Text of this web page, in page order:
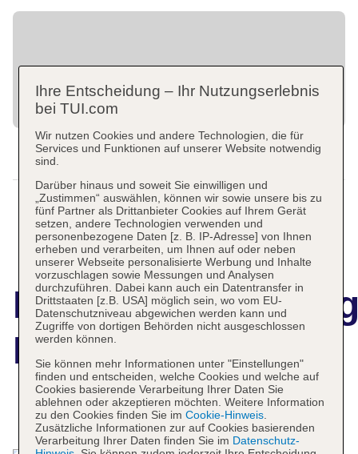
Nordseehotel
Das bietet Ihre Unterkunft
Ihre Entscheidung – Ihr Nutzungserlebnis
bei TUI.com
Wir nutzen Cookies und andere Technologien, die für
Services und Funktionen auf unserer Website notwendig
sind.
Darüber hinaus und soweit Sie einwilligen und
„Zustimmen“ auswählen, können wir sowie unsere bis zu
fünf Partner als Drittanbieter Cookies auf Ihrem Gerät
setzen, andere Technologien verwenden und
personenbezogene Daten [z. B. IP-Adresse] von Ihnen
erheben und verarbeiten, um Ihnen auf oder neben
unserer Webseite personalisierte Werbung und Inhalte
vorzuschlagen sowie Messungen und Analysen
durchzuführen. Dabei kann auch ein Datentransfer in
Drittstaaten [z.B. USA] möglich sein, wo vom EU-
Datenschutzniveau abgewichen werden kann und
Zugriffe von dortigen Behörden nicht ausgeschlossen
werden können.
Sie können mehr Informationen unter "Einstellungen"
finden und entscheiden, welche Cookies und welche auf
Cookies basierende Verarbeitung Ihrer Daten Sie
ablehnen oder akzeptieren möchten. Weitere Information
zu den Cookies finden Sie im Cookie-Hinweis.
Zusätzliche Informationen zur auf Cookies basierenden
Verarbeitung Ihrer Daten finden Sie im Datenschutz-